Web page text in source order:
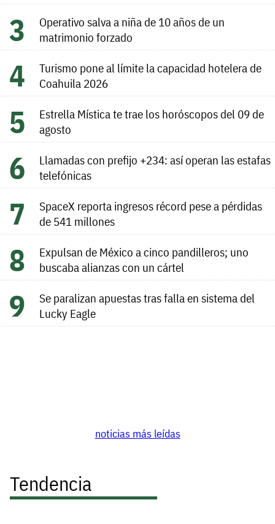
Operativo salva a niña de 10 años de un
matrimonio forzado
Turismo pone al límite la capacidad hotelera de
Coahuila 2026
Estrella Mística te trae los horóscopos del 09 de
agosto
Llamadas con prefijo +234: así operan las estafas
telefónicas
SpaceX reporta ingresos récord pese a pérdidas
de 541 millones
Expulsan de México a cinco pandilleros; uno
buscaba alianzas con un cártel
Se paralizan apuestas tras falla en sistema del
Lucky Eagle
noticias más leídas
Tendencia